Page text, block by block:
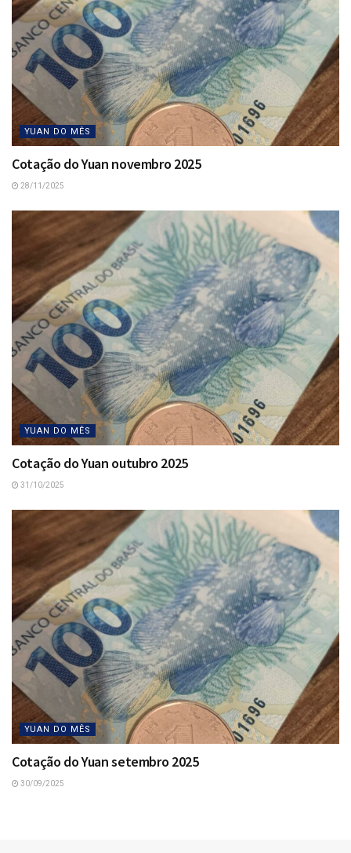
YUAN DO MÊS
Cotação do Yuan novembro 2025
28/11/2025
YUAN DO MÊS
Cotação do Yuan outubro 2025
31/10/2025
YUAN DO MÊS
Cotação do Yuan setembro 2025
30/09/2025